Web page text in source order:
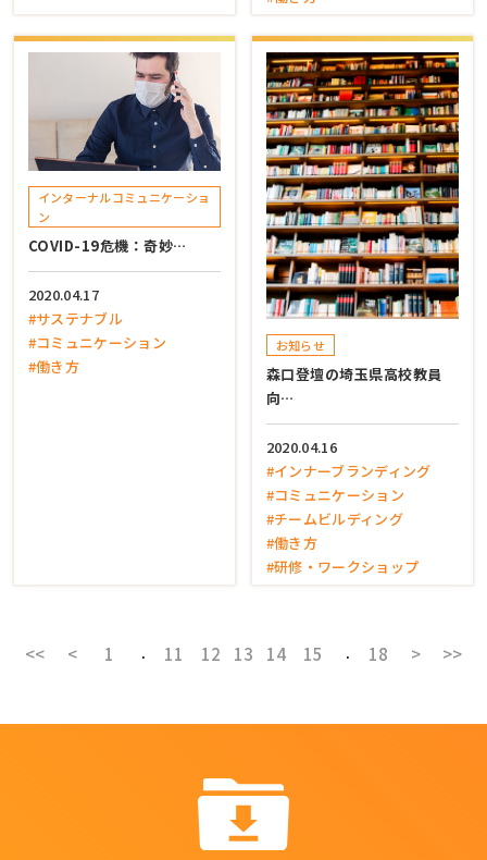
インターナルコミュニケーショ
ン
COVID-19危機：奇妙…
2020.04.17
#サステナブル
#コミュニケーション
#働き方
お知らせ
森口登壇の埼玉県高校教員
向…
2020.04.16
#インナーブランディング
#コミュニケーション
#チームビルディング
#働き方
#研修・ワークショップ
<< < 1 11 12 13 14 15 18 > >>